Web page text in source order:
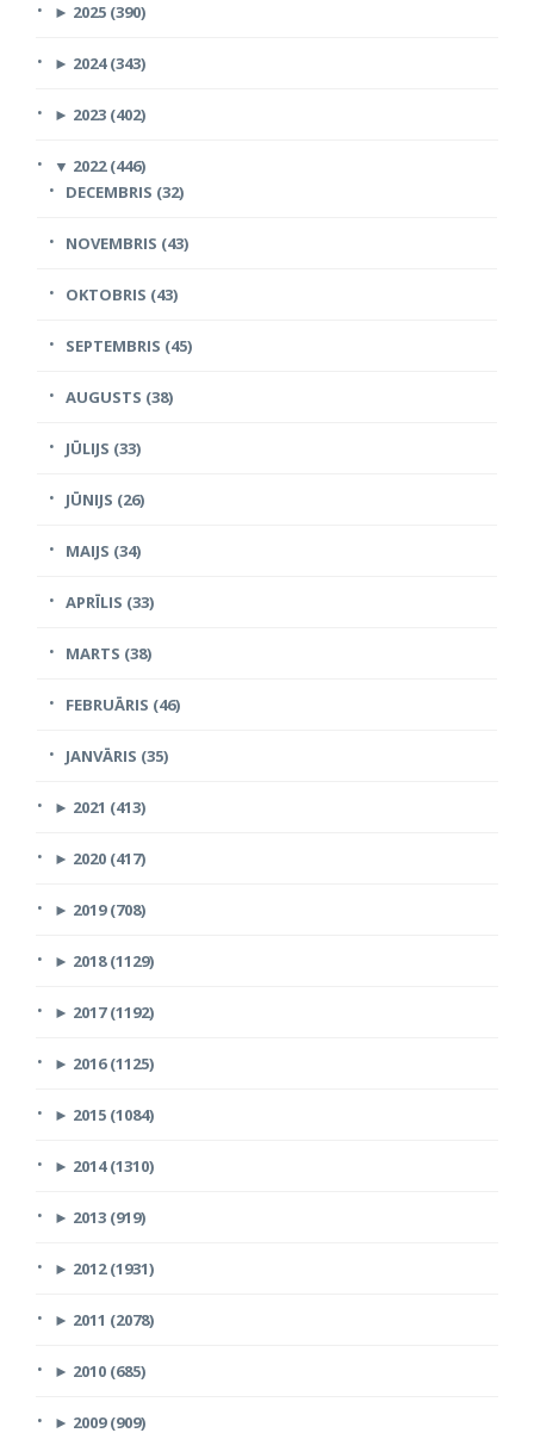
► 2025 (390)
► 2024 (343)
► 2023 (402)
▼ 2022 (446)
DECEMBRIS (32)
NOVEMBRIS (43)
OKTOBRIS (43)
SEPTEMBRIS (45)
AUGUSTS (38)
JŪLIJS (33)
JŪNIJS (26)
MAIJS (34)
APRĪLIS (33)
MARTS (38)
FEBRUĀRIS (46)
JANVĀRIS (35)
► 2021 (413)
► 2020 (417)
► 2019 (708)
► 2018 (1129)
► 2017 (1192)
► 2016 (1125)
► 2015 (1084)
► 2014 (1310)
► 2013 (919)
► 2012 (1931)
► 2011 (2078)
► 2010 (685)
► 2009 (909)